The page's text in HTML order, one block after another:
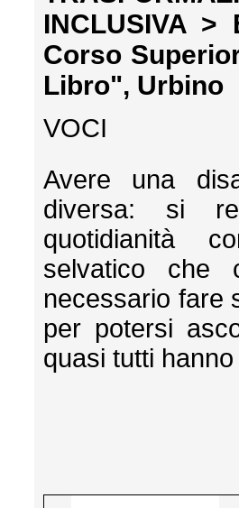
INCLUSIVA >
Corso
Libro", Urbino
VOCI
Avere una
diversa: si
quotidianità
selvatico che
necessario fare
per potersi
quasi tutti